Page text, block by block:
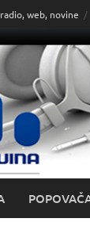
radio, web, novine